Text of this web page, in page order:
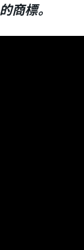
商標。